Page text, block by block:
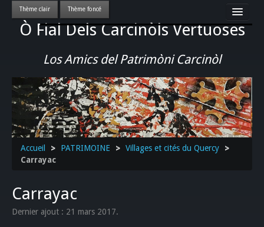
Ò Fial Dels Carcinòls Vertuoses
Los Amics del Patrimòni Carcinòl
Accueil
LES QUERCYNOIS & LEUR CULTURE
PATRIMOINE
GASTRONOMIE
ACTUALITE-CULTURE-EVENEMENTS LOCAUX
>>
Accueil > PATRIMOINE > Villages et cités du Quercy
>
Carrayac
Carrayac
Dernier ajout : 21 mars 2017.